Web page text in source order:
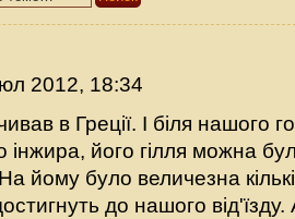
2012, 18:34
в Греції. І біля нашого
його гілля можна
йому було величезна
до нашого